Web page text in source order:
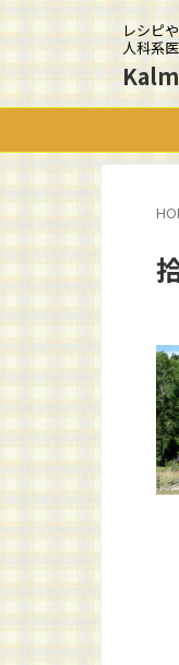
レシピ
人科系